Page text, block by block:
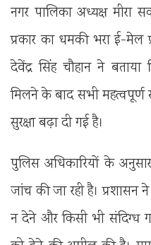
नगर पालिका अध्यक्ष मीरा
प्रकार का धमकी भरा ई-मेल
देवेंद्र सिंह चौहान ने
मिलने के बाद सभी महत्वपूर्ण
सुरक्षा बढ़ा दी गई है।
पुलिस अधिकारियों के
जांच की जा रही है।
न देने और किसी भी संदिग्ध